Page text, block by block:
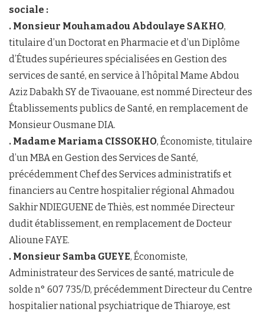
sociale :
. Monsieur Mouhamadou Abdoulaye SAKHO,
titulaire d’un Doctorat en Pharmacie et d’un Diplôme
d’Études supérieures spécialisées en Gestion des
services de santé, en service à l’hôpital Mame Abdou
Aziz Dabakh SY de Tivaouane, est nommé Directeur des
Établissements publics de Santé, en remplacement de
Monsieur Ousmane DIA.
. Madame Mariama CISSOKHO, Économiste, titulaire
d’un MBA en Gestion des Services de Santé,
précédemment Chef des Services administratifs et
financiers au Centre hospitalier régional Ahmadou
Sakhir NDIEGUENE de Thiès, est nommée Directeur
dudit établissement, en remplacement de Docteur
Alioune FAYE.
. Monsieur Samba GUEYE, Économiste,
Administrateur des Services de santé, matricule de
solde n° 607 735/D, précédemment Directeur du Centre
hospitalier national psychiatrique de Thiaroye, est